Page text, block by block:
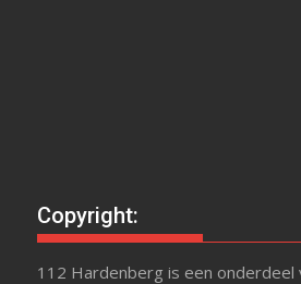
Copyright:
112 Hardenberg is een onderdeel